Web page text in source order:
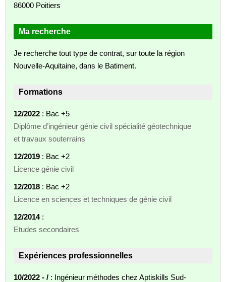
86000 Poitiers
Ma recherche
Je recherche tout type de contrat, sur toute la région
Nouvelle-Aquitaine, dans le Batiment.
Formations
12/2022 : Bac +5
Diplôme d’ingénieur génie civil spécialité géotechnique
et travaux souterrains
12/2019 : Bac +2
Licence génie civil
12/2018 : Bac +2
Licence en sciences et techniques de génie civil
12/2014:
Etudes secondaires
Expériences professionnelles
10/2022 - / : Ingénieur méthodes chez Aptiskills Sud-